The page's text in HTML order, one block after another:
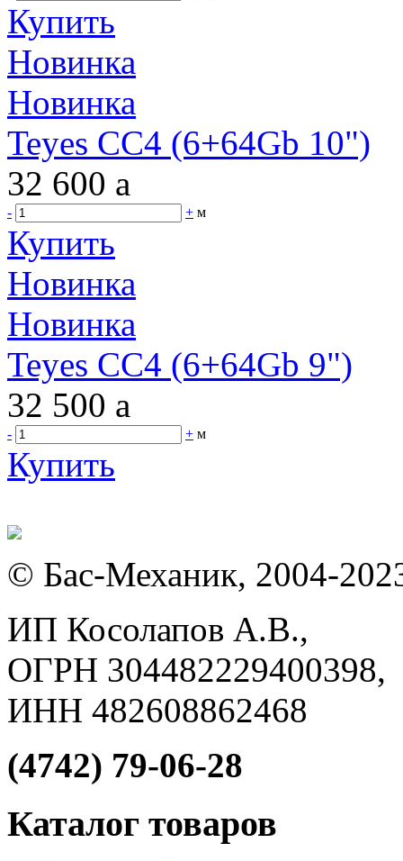
Купить
Новинка
Новинка
Teyes CC4 (6+64Gb 10")
32 600 a
- + м
Купить
Новинка
Новинка
Teyes CC4 (6+64Gb 9")
32 500 a
- + м
Купить
© Бас-Механик, 2004-
ИП Косолапов А.В.,
ОГРН 304482229400398,
ИНН 482608862468
(4742) 79-06-28
Каталог товаров